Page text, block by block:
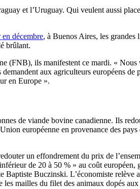
et l’Uruguay. Qui veulent aussi
décembre, à Buenos Aires, les grandes
brûlant.
(FNB), ils manifestent ce mardi. «
aux agriculteurs européens
en Europe ».
de viande bovine canadienne. Ils
européenne en provenance des
un effondrement du prix de
de 20 à 50 % » au coût européen,
Buczinski. L’économiste relève
mailles du filet des animaux dopés